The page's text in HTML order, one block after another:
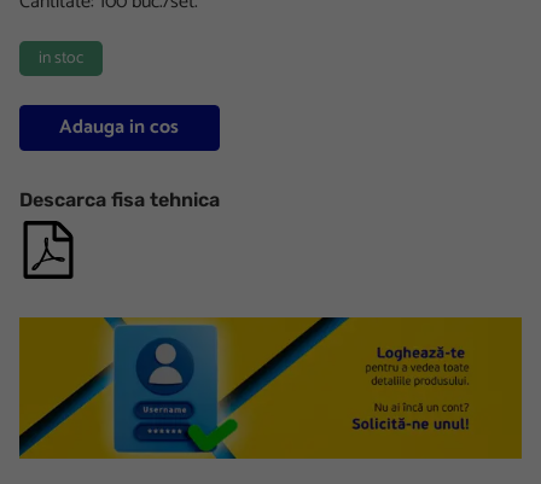
in stoc
Adauga in cos
Descarca fisa tehnica